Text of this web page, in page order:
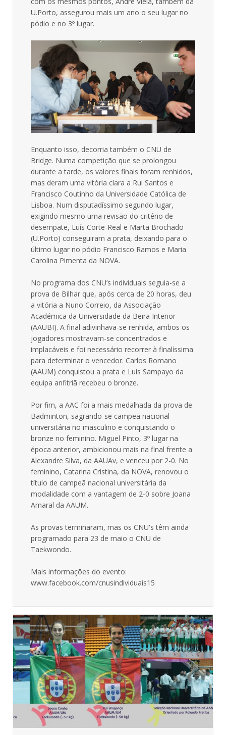
U.Porto, assegurou mais um ano o seu lugar no
pódio e no 3º lugar.
Enquanto isso, decorria também o CNU de
Bridge. Numa competição que se prolongou
durante a tarde, os valores finais foram renhidos,
mas deram uma vitória clara a Rui Santos e
Francisco Coutinho da Universidade Católica de
Lisboa. Num disputadíssimo segundo lugar,
exigindo mesmo uma revisão do critério de
desempate, Luís Corte-Real e Marta Brochado
(U.Porto) conseguiram a prata, deixando para o
último lugar no pódio Francisco Ramos e Maria
Carolina Pimenta da NOVA.
No programa dos CNU’s individuais seguia-se a
prova de Bilhar que, após cerca de 20 horas, deu
a vitória a Nuno Correio, da Associação
Académica da Universidade da Beira Interior
(AAUBI). A final adivinhava-se renhida, ambos os
jogadores mostravam-se concentrados e
implacáveis e foi necessário recorrer à finalíssima
para determinar o vencedor. Carlos Romano
(AAUM) conquistou a prata e Luís Sampayo da
equipa anfitriã recebeu o bronze.
Por fim, a AAC foi a mais medalhada da prova de
Badminton, sagrando-se campeã nacional
universitária no masculino e conquistando o
bronze no feminino. Miguel Pinto, 3º lugar na
época anterior, ambicionou mais na final frente a
Alexandre Silva, da AAUAv, e venceu por 2-0. No
feminino, Catarina Cristina, da NOVA, renovou o
título de campeã nacional universitária da
modalidade com a vantagem de 2-0 sobre Joana
Amaral da AAUM.
As provas terminaram, mas os CNU's têm ainda
programado para 23 de maio o CNU de
Taekwondo.
Mais informações do evento:
www.facebook.com/cnusindividuais15